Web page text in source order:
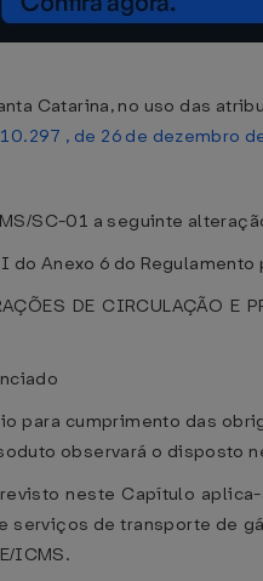
Catarina, no uso das
10.297 , de 26 de dezembro
SC-01 a seguinte
do Anexo 6 do
DE CIRCULAÇÃO E
para cumprimento das
observará o disposto
neste Capítulo
serviços de transporte de
ICMS.